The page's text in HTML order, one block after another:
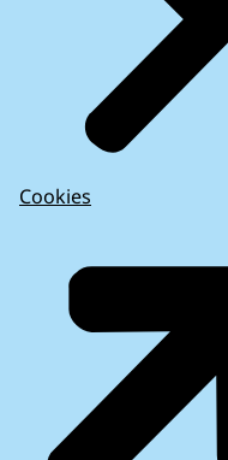
Cookies